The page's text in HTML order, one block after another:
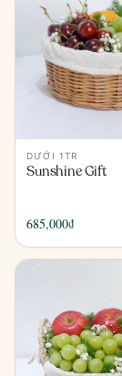
DƯỚI 1TR
Sunshine Gift
685,000₫